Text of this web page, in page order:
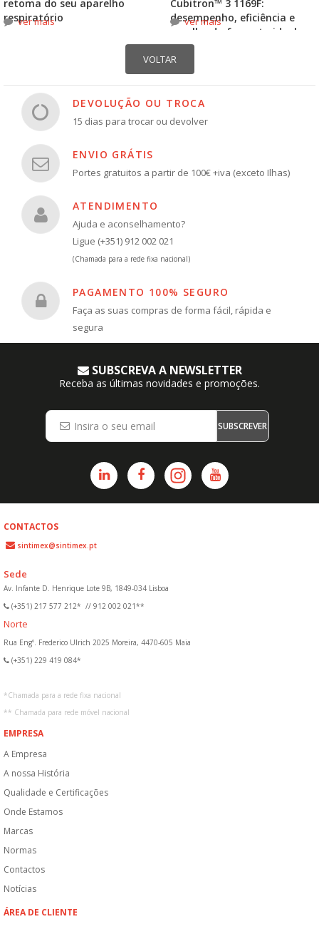
retoma do seu aparelho
respiratório
ver mais
Cubitron™ 3 1169F:
desempenho, eficiência e
escolha do formato ideal
ver mais
DEVOLUÇÃO OU TROCA
15 dias para trocar ou devolver
ENVIO GRÁTIS
Portes gratuitos a partir de 100€ +iva (exceto Ilhas)
ATENDIMENTO
Ajuda e aconselhamento?
Ligue (+351) 912 002 021
(Chamada para a rede fixa nacional)
PAGAMENTO 100% SEGURO
Faça as suas compras de forma fácil, rápida e
segura
SUBSCREVA A NEWSLETTER
Receba as últimas novidades e promoções.
SUBSCREVER
CONTACTOS
sintimex@sintimex.pt
Sede
Av. Infante D. Henrique Lote 9B, 1849-034 Lisboa
(+351) 217 577 212* // 912 002 021**
Norte
Rua Engº. Frederico Ulrich 2025 Moreira, 4470-605 Maia
(+351) 229 419 084*
*Chamada para a rede fixa nacional
** Chamada para rede móvel nacional
EMPRESA
A Empresa
A nossa História
Qualidade e Certificações
Onde Estamos
Marcas
Normas
Contactos
Notícias
ÁREA DE CLIENTE